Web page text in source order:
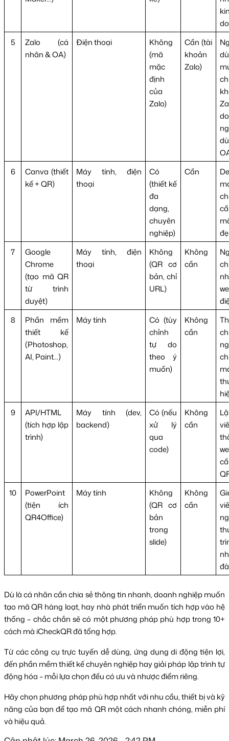
5
Zalo (cá
nhân & OA)
Điện thoại
Không
(mã
mặc
định
của
Zalo)
Cần (tài
khoản
Zalo)
6
Canva (thiết
kế + QR)
Máy tính, điện
thoại
Có
(thiết kế
đa
dạng,
chuyên
nghiệp)
Cần
7
Google
Chrome
(tạo mã QR
từ trình
duyệt)
Máy tính, điện
thoại
Không
(QR cơ
bản, chỉ
URL)
Không
cần
8
Phần mềm
thiết kế
(Photoshop,
AI, Paint...)
Máy tính
Có (tùy
chỉnh
tự do
theo ý
muốn)
Không
cần
9
API/HTML
(tích hợp lập
trình)
Máy tính (dev,
backend)
Có (nếu
xử lý
qua
code)
Không
cần
10
PowerPoint
(tiện ích
QR4Office)
Máy tính
Không
(QR cơ
bản
trong
slide)
Không
cần
Dù là cá nhân cần chia sẻ thông tin nhanh, doanh nghiệp muốn
tạo mã QR hàng loạt, hay nhà phát triển muốn tích hợp vào hệ
thống – chắc chắn sẽ có một phương pháp phù hợp trong 10+
cách mà iCheckQR đã tổng hợp.
Từ các công cụ trực tuyến dễ dùng, ứng dụng di động tiện lợi,
đến phần mềm thiết kế chuyên nghiệp hay giải pháp lập trình tự
động hóa – mỗi lựa chọn đều có ưu và nhược điểm riêng.
Hãy chọn phương pháp phù hợp nhất với nhu cầu, thiết bị và kỹ
năng của bạn để tạo mã QR một cách nhanh chóng, miễn phí
và hiệu quả.